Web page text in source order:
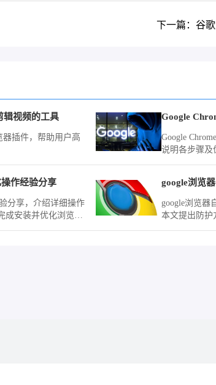
下一篇：谷
辑视频的工具
器插件，帮助用户高
Google
Google
说明各步骤及
作经验分享
分享，介绍详细操作
安装并优化浏览器
google浏览
google浏览器
本文提出防护